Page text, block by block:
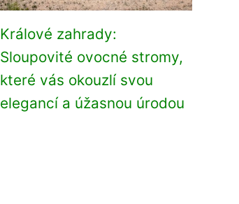
Králové zahrady:
Sloupovité ovocné stromy,
které vás okouzlí svou
elegancí a úžasnou úrodou